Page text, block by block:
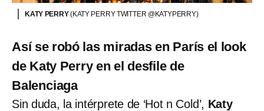
KATY PERRY(KATY PERRY TWITTER @KATYPERRY)
Así se robó las miradas en París el look
de Katy Perry en el desfile de
Balenciaga
Sin duda, la intérprete de ‘Hot n Cold’, Katy